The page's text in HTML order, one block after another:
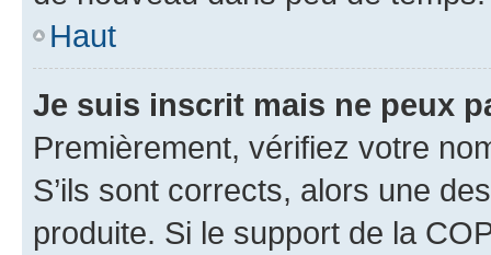
Haut
Je suis inscrit mais ne peux
Premièrement, vérifiez votre
S’ils sont corrects, alors une
produite. Si le support de la